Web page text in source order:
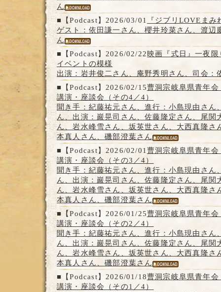
ん
■【Podcast】2026/03/01
『ジブリLOVEま
ゲスト：依田謙一さん、櫻井玲菜さん、渡辺
ん
■【Podcast】2026/02/22映画『式日』一夜
イベントの模様
出演：岩井俊二さん、庵野秀明さん、司会：
■【Podcast】2026/02/15曹洞宗岐阜県青年
講演・座談会（その4／4）
聞き手：紀藤祐元さん、進行：小島現由さん
ん、出演：巖晃司さん、佐藤隆定さん、尾関
ん、岩水峰雪さん、坂英世さん、大西真隆さ
本真人さん、磯部澄葉さん
■【Podcast】2026/02/01 曹洞宗岐阜県青年
講演・座談会（その3／4）
聞き手：紀藤祐元さん、進行：小島現由さん
ん、出演：巖晃司さん、佐藤隆定さん、尾関
ん、岩水峰雪さん、坂英世さん、大西真隆さ
本真人さん、磯部澄葉さん
■【Podcast】2026/01/25曹洞宗岐阜県青年
講演・座談会（その2／4）
聞き手：紀藤祐元さん、進行：小島現由さん
ん、出演：巖晃司さん、佐藤隆定さん、尾関
ん、岩水峰雪さん、坂英世さん、大西真隆さ
本真人さん、磯部澄葉さん
■【Podcast】2026/01/18曹洞宗岐阜県青年
講演・座談会（その1／4）